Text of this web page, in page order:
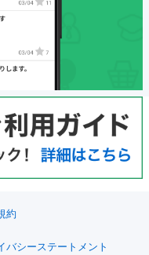
約
バシーステートメント